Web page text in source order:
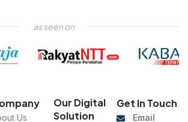
as seen on
Us
Our Digital
Solution
Get In Touch
Email